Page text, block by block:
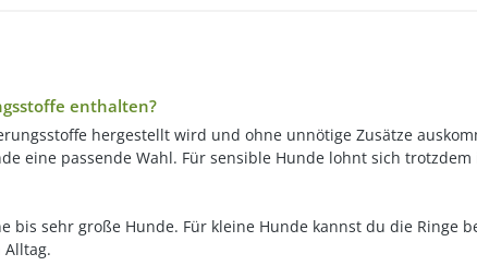
enthalten?
hergestellt wird und ohne unnötige Zusätze
eine passende Wahl. Für sensible Hunde lohnt sich
bis sehr große Hunde. Für kleine Hunde kannst du die Ringe